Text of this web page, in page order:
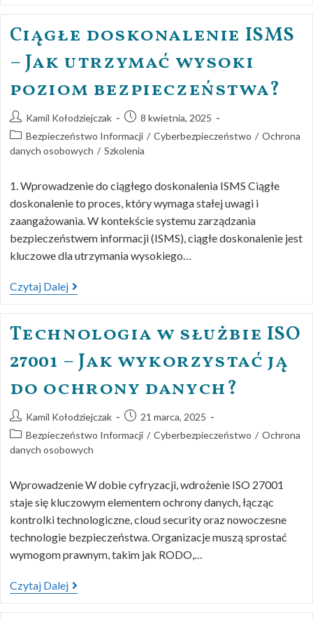
Ciągłe doskonalenie ISMS
– Jak utrzymać wysoki
poziom bezpieczeństwa?
Kamil Kołodziejczak
8 kwietnia, 2025
Bezpieczeństwo Informacji / Cyberbezpieczeństwo / Ochrona
danych osobowych / Szkolenia
1. Wprowadzenie do ciągłego doskonalenia ISMS Ciągłe
doskonalenie to proces, który wymaga stałej uwagi i
zaangażowania. W kontekście systemu zarządzania
bezpieczeństwem informacji (ISMS), ciągłe doskonalenie jest
kluczowe dla utrzymania wysokiego…
Czytaj Dalej
Technologia w służbie ISO
27001 – Jak wykorzystać ją
do ochrony danych?
Kamil Kołodziejczak
21 marca, 2025
Bezpieczeństwo Informacji / Cyberbezpieczeństwo / Ochrona
danych osobowych
Wprowadzenie W dobie cyfryzacji, wdrożenie ISO 27001
staje się kluczowym elementem ochrony danych, łącząc
kontrolki technologiczne, cloud security oraz nowoczesne
technologie bezpieczeństwa. Organizacje muszą sprostać
wymogom prawnym, takim jak RODO,…
Czytaj Dalej